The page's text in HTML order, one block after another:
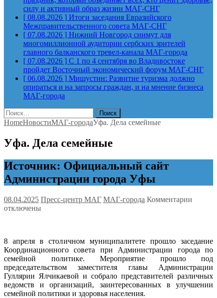
силу и активный образ жизни МАГ-СНГ
[ 08.08.2026 ] Итоги заседания Евразийского
Межправительственного совета МАГ-СНГ
[ 07.08.2026 ] Нижний Новгород снимут для
многомиллионной аудитории сербских зрителей
главного балканского тревел-канала МАГ-города
[ 07.08.2026 ] С 1 по 4 сентября во Владивостоке
пройдет Восточный экономический форум МАГ-СНГ
[ 06.08.2026 ] Мишустин: Развитие туризма должно
опираться и на запросы граждан, и на мнение бизнеса
МАГ-города
Найти:
HomeНовостиМАГ-городаУфа. Дела семейные
Уфа. Дела семейные
Источник: Официальный сайт
Администрации города Уфы
08.04.2025 Пресс-центр МАГ МАГ-города Комментарии
отключены
8 апреля в столичном муниципалитете прошло заседание
Координационного совета при Администрации города по
семейной политике. Мероприятие прошло под
председательством заместителя главы Администрации
Гуллярии Ялчикаевой и собрало представителей различных
ведомств и организаций, заинтересованных в улучшении
семейной политики и здоровья населения.